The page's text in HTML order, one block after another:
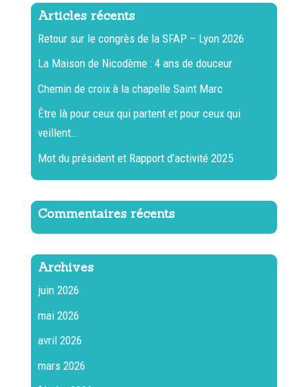
Articles récents
Retour sur le congrès de la SFAP – Lyon 2026
La Maison de Nicodème : 4 ans de douceur
Chemin de croix à la chapelle Saint Marc
Être là pour ceux qui partent et pour ceux qui
veillent…
Mot du président et Rapport d’activité 2025
Commentaires récents
Archives
juin 2026
mai 2026
avril 2026
mars 2026